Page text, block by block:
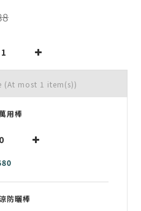
(At most 1 item(s))
用棒
防曬棒